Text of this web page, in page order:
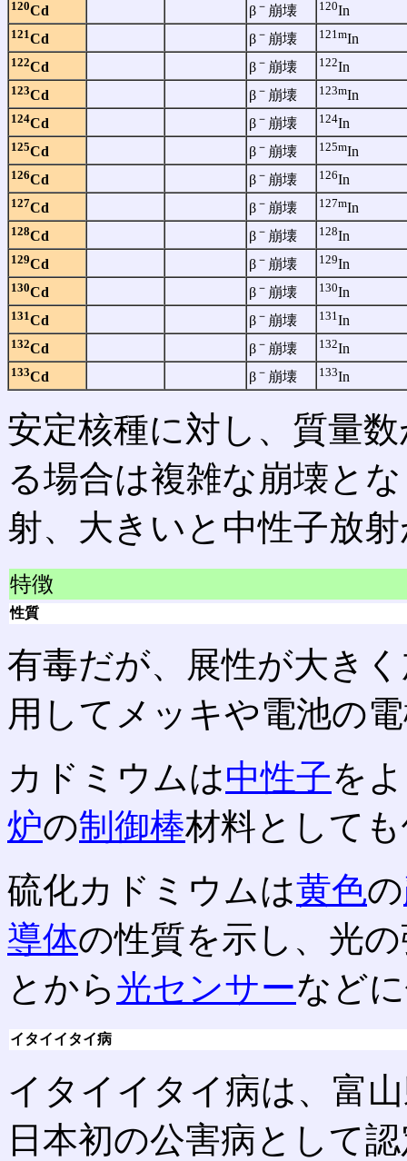
120Cd β － 崩壊 120In
121Cd β － 崩壊 121mIn
122Cd β － 崩壊 122In
123Cd β － 崩壊 123mIn
124Cd β － 崩壊 124In
125Cd β － 崩壊 125mIn
126Cd β － 崩壊 126In
127Cd β － 崩壊 127mIn
128Cd β － 崩壊 128In
129Cd β － 崩壊 129In
130Cd β － 崩壊 130In
131Cd β － 崩壊 131In
132Cd β － 崩壊 132In
133Cd β － 崩壊 133In
安定核種に対し、質量
る場合は複雑な崩壊と
射、大きいと中性子放
特徴
性質
有毒だが、展性が大き
用してメッキや電池の
カドミウムは中性子を
炉の制御棒材料として
硫化カドミウムは黄色の
導体の性質を示し、光
とから光センサーなど
イタイイタイ病
イタイイタイ病は、富
日本初の公害病として